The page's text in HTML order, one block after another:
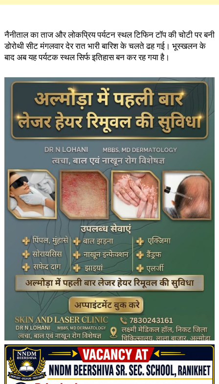
नैनीताल का ताज और लोकप्रिय पर्यटन स्थल टिफिन टॉप की चोटी पर बनी
डोरोथी सीट मंगलवार देर रात भारी बारिश के चलते ढह गई। भूस्खलन के
बाद अब यह पर्यटक स्थल सिर्फ इतिहास बन कर रह गया है।